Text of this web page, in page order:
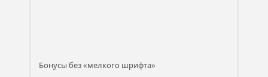
Бонусы без «мелкого шрифта»